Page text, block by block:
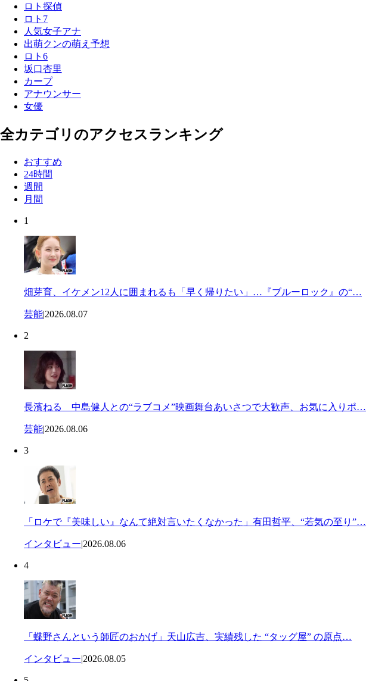
ロト探偵
ロト7
人気女子アナ
出萌クンの萌え予想
ロト6
坂口杏里
カープ
アナウンサー
女優
全カテゴリのアクセスランキング
おすすめ
24時間
週間
月間
1
畑芽育、イケメン12人に囲まれるも「早く帰りたい」…『ブルーロック』の“…
芸能|2026.08.07
2
長濱ねる 中島健人との“ラブコメ”映画舞台あいさつで大歓声、お気に入りポ…
芸能|2026.08.06
3
「ロケで『美味しい』なんて絶対言いたくなかった」有田哲平、“若気の至り”…
インタビュー|2026.08.06
4
「蝶野さんという師匠のおかげ」天山広吉、実績残した “タッグ屋” の原点…
インタビュー|2026.08.05